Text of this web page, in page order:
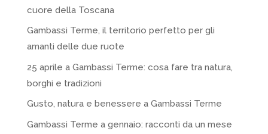
cuore della Toscana
Gambassi Terme, il territorio perfetto per gli
amanti delle due ruote
25 aprile a Gambassi Terme: cosa fare tra natura,
borghi e tradizioni
Gusto, natura e benessere a Gambassi Terme
Gambassi Terme a gennaio: racconti da un mese